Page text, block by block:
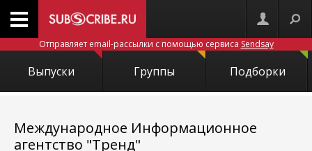
Отправляет email-рассылки с помощью сервиса Sendsay
Выпуски Группы Подборки
Международное Информационное
агентство "Тренд"